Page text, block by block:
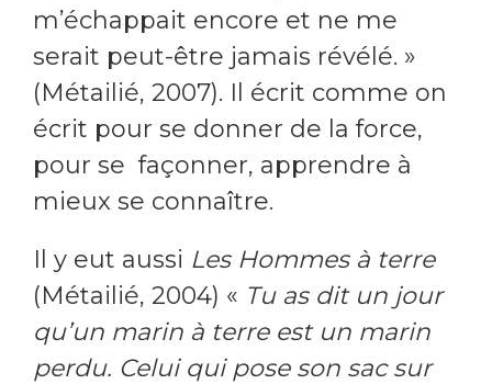
m’échappait encore et ne me
serait peut-être jamais révélé. »
(Métailié, 2007). Il écrit comme on
écrit pour se donner de la force,
pour se façonner, apprendre à
mieux se connaître.
Il y eut aussi Les Hommes à terre
(Métailié, 2004) « Tu as dit un jour
qu’un marin à terre est un marin
perdu. Celui qui pose son sac sur